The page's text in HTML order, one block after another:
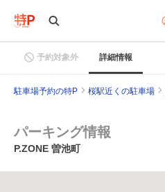
予約対象外 詳細情報
駐車場予約の特P 桜駅近くの駐車場
パーキング情報
P.ZONE 曽池町